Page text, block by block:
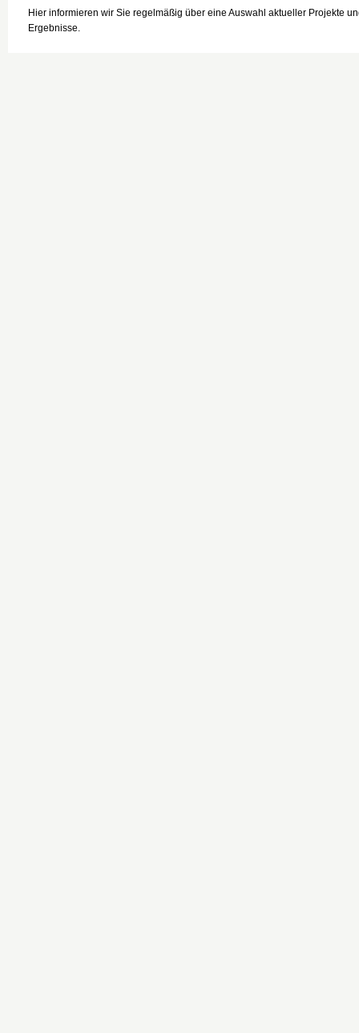
Hier informieren wir Sie regelmäßig über eine Auswahl aktueller Projekte
Ergebnisse.